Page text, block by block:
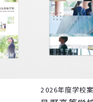
2026年度学校